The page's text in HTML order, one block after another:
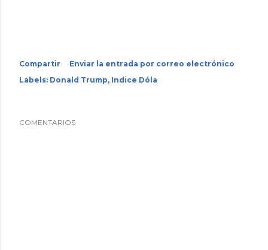
Compartir
Enviar la entrada por correo electrónico
Labels: Donald Trump Indice Dóla
COMENTARIOS